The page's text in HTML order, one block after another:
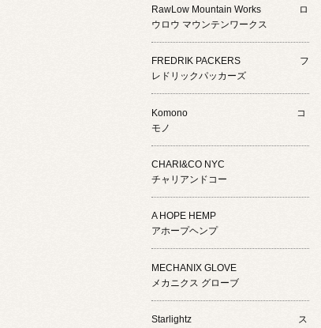
RawLow Mountain Works ロ
ウロウ マウンテンワークス
FREDRIK PACKERS フ
レドリックパッカーズ
Komono コ
モノ
CHARI&CO NYC
チャリアンドコー
A HOPE HEMP
アホープヘンプ
MECHANIX GLOVE
メカニクス グローブ
Starlightz ス